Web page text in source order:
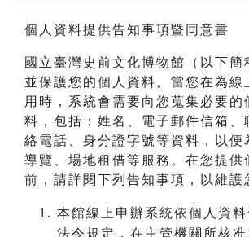
個人資料提供告知事項暨同意書
國立臺灣史前文化博物館（以下簡
並保護您的個人資料。當您在為線
用時，系統會需要向您蒐集必要的
料，包括：姓名、電子郵件信箱、
絡電話、身分證字號等資料，以便
導覽、場地租借等服務。在您提供
前，請詳閱下列告知事項，以維護
本館線上申辦系統依個人資
法令規定，在主管機關所核